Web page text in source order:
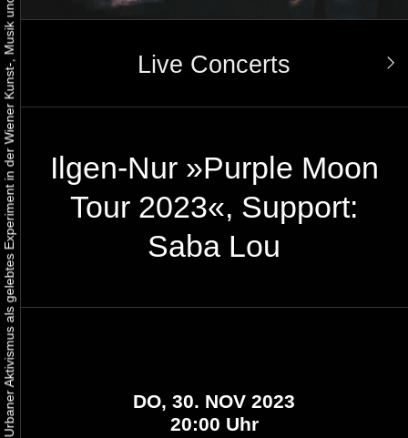
Urbaner Aktivismus als gelebtes Experiment in der Wiener Kunst-, Musik und Clubszene Live Concerts
Ilgen-Nur »Purple Moon
Tour 2023«, Support:
Saba Lou
DO, 30. NOV 2023
20:00 Uhr